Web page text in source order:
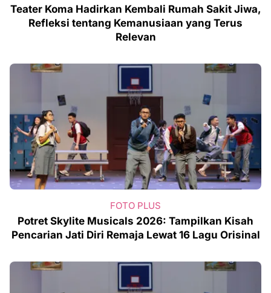
Teater Koma Hadirkan Kembali Rumah Sakit Jiwa,
Refleksi tentang Kemanusiaan yang Terus
Relevan
FOTO PLUS
Potret Skylite Musicals 2026: Tampilkan Kisah
Pencarian Jati Diri Remaja Lewat 16 Lagu Orisinal